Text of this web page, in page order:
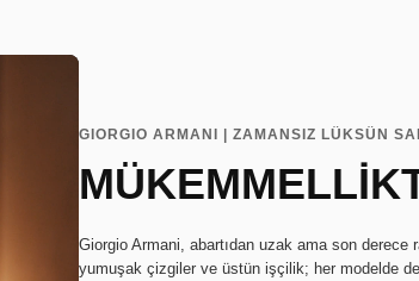
GIORGIO ARMANI | ZAMANSIZ LÜKSÜN
Giorgio Armani, abartıdan uzak ama son derece
yumuşak çizgiler ve üstün işçilik; her modelde